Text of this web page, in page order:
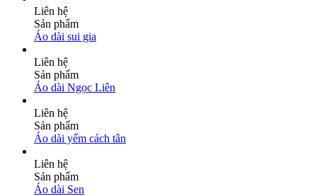
Liên hệ
Sản phẩm
Áo dài sui gia
Liên hệ
Sản phẩm
Áo dài Ngọc Liên
Liên hệ
Sản phẩm
Áo dài yếm cách tân
Liên hệ
Sản phẩm
Áo dài Sen